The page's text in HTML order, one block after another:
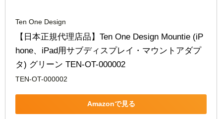
Ten One Design
【日本正規代理店品】Ten One Design Mountie (iP
hone、iPad用サブディスプレイ・マウントアダプ
タ) グリーン TEN-OT-000002
TEN-OT-000002
Amazonで見る